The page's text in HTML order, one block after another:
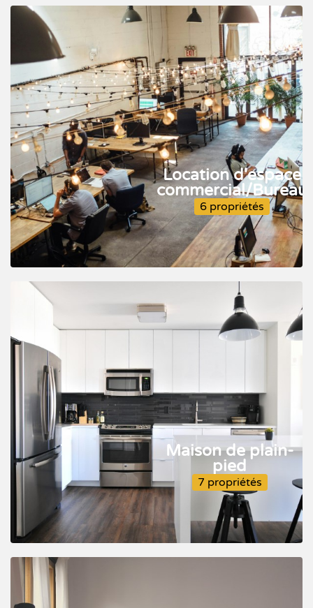
Location d'espace
commercial/Bureau
6 propriétés
Maison de plain-
pied
7 propriétés